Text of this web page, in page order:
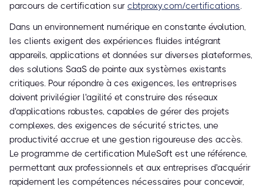
parcours de certification sur cbtproxy.com/certifications.
Dans un environnement numérique en constante évolution,
les clients exigent des expériences fluides intégrant
appareils, applications et données sur diverses plateformes,
des solutions SaaS de pointe aux systèmes existants
critiques. Pour répondre à ces exigences, les entreprises
doivent privilégier l'agilité et construire des réseaux
d'applications robustes, capables de gérer des projets
complexes, des exigences de sécurité strictes, une
productivité accrue et une gestion rigoureuse des accès.
Le programme de certification MuleSoft est une référence,
permettant aux professionnels et aux entreprises d'acquérir
rapidement les compétences nécessaires pour concevoir,